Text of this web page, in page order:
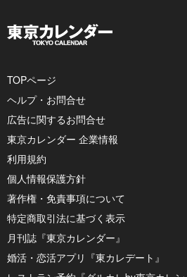
TOPページ
ヘルプ・お問合せ
広告に関するお問合せ
東京カレンダー 企業情報
利用規約
個人情報保護方針
著作権・免責事項について
特定商取引法に基づく表示
月刊誌『東京カレンダー』
婚活・恋活アプリ『東カレデート』